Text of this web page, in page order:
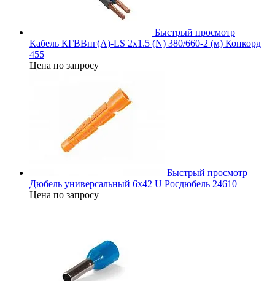
Быстрый просмотр
Кабель КГВВнг(А)-LS 2х1.5 (N) 380/660-2 (м) Конкорд
455
Цена по запросу
Быстрый просмотр
Дюбель универсальный 6х42 U Росдюбель 24610
Цена по запросу